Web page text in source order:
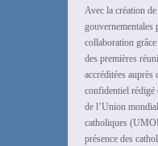
Avec la création
gouvernementales
collaboration
des premières
accréditées
confidentiel rédigé
de l’Union
catholiques
présence des